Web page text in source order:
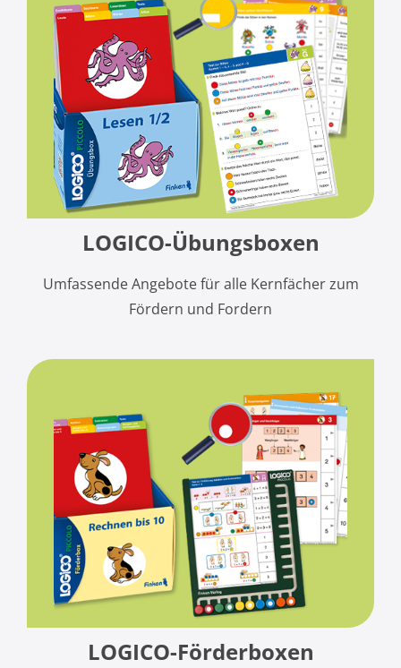
LOGICO-Übungsboxen
Umfassende Angebote für alle Kernfächer zum
Fördern und Fordern
LOGICO-Förderboxen